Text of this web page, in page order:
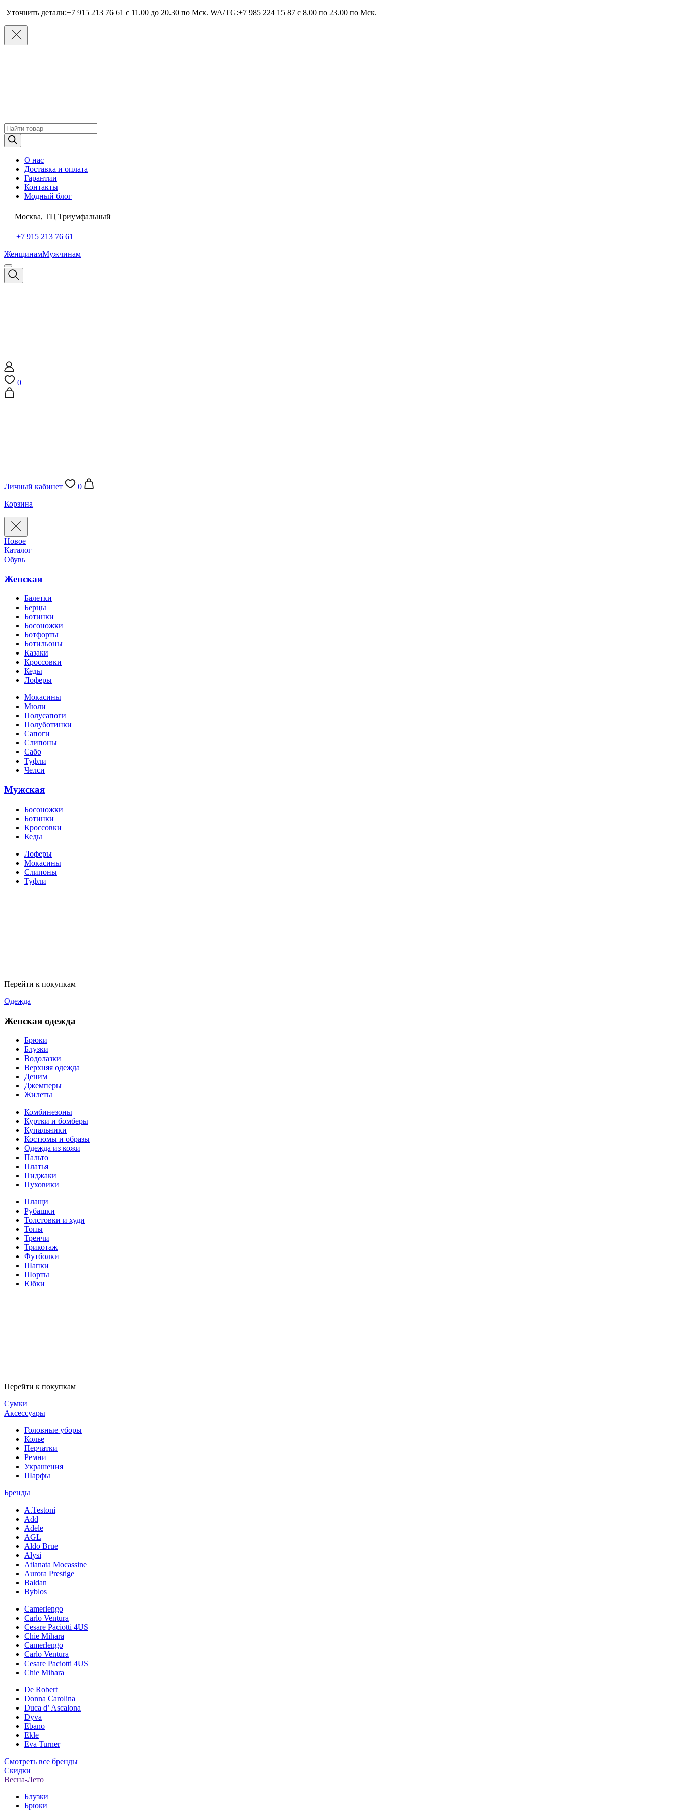
Уточнить детали:+7 915 213 76 61 c 11.00 до 20.30 по Мcк. WA/TG:+7 985 224 15 87 c 8.00 по 23.00 по Мcк.
Поиск
товаров
О нас
Доставка и оплата
Гарантии
Контакты
Модный блог
Москва, ТЦ Триумфальный
+7 915 213 76 61
ЖенщинамМужчинам
0
Личный кабинет
0
Корзина
Новое
Каталог
Обувь
Женская
Балетки
Берцы
Ботинки
Босоножки
Ботфорты
Ботильоны
Казаки
Кроссовки
Кеды
Лоферы
Мокасины
Мюли
Полусапоги
Полуботинки
Сапоги
Слипоны
Сабо
Туфли
Челси
Мужская
Босоножки
Ботинки
Кроссовки
Кеды
Лоферы
Мокасины
Слипоны
Туфли
Перейти к покупкам
Одежда
Женская одежда
Брюки
Блузки
Водолазки
Верхняя одежда
Деним
Джемперы
Жилеты
Комбинезоны
Куртки и бомберы
Купальники
Костюмы и образы
Одежда из кожи
Пальто
Платья
Пиджаки
Пуховики
Плащи
Рубашки
Толстовки и худи
Топы
Тренчи
Трикотаж
Футболки
Шапки
Шорты
Юбки
Перейти к покупкам
Сумки
Аксессуары
Головные уборы
Колье
Перчатки
Ремни
Украшения
Шарфы
Бренды
A.Testoni
Add
Adele
AGL
Aldo Brue
Alysi
Atlanata Mocassine
Aurora Prestige
Baldan
Byblos
Camerlengo
Carlo Ventura
Cesare Paciotti 4US
Chie Mihara
Camerlengo
Carlo Ventura
Cesare Paciotti 4US
Chie Mihara
De Robert
Donna Carolina
Duca d’ Ascalona
Dyva
Ebano
Ekle
Eva Turner
Смотреть все бренды
Скидки
Весна-Лето
Блузки
Брюки